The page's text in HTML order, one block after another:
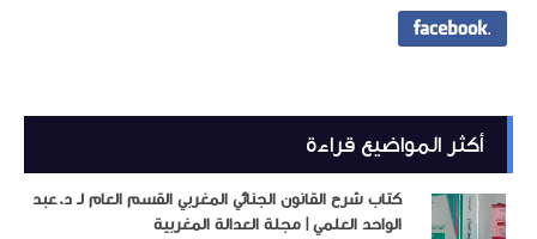
أكثر المواضيع قراءة
كتاب شرح القانون الجنائي المغربي القسم العام لـ د.عبد
الواحد العلمي | مجلة العدالة المغربية